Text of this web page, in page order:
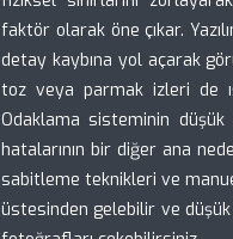
faktör olarak öne çıkar.
detay kaybına yol açarak
toz veya parmak izleri de
Odaklama sisteminin
hatalarının bir diğer ana
sabitleme teknikleri ve
üstesinden gelebilir ve